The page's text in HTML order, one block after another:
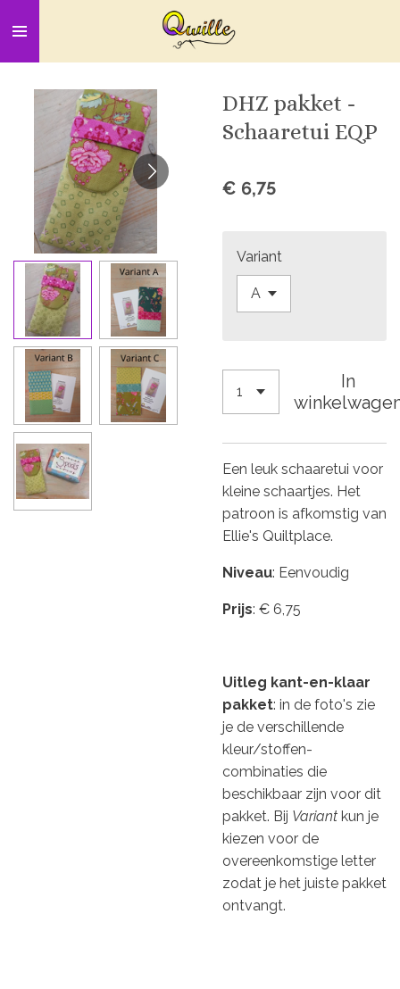
direct
naar
hoofdinhoud
DHZ pakket -
Schaaretui EQP
€ 6,75
Variant
In
Een leuk schaaretui voor
kleine schaartjes. Het
patroon is afkomstig van
Ellie's Quiltplace.
Niveau: Eenvoudig
Prijs: € 6,75
Uitleg kant-en-klaar
pakket: in de foto's zie
je de verschillende
kleur/stoffen-
combinaties die
beschikbaar zijn voor dit
pakket. Bij Variant kun je
kiezen voor de
overeenkomstige letter
zodat je het juiste pakket
ontvangt.